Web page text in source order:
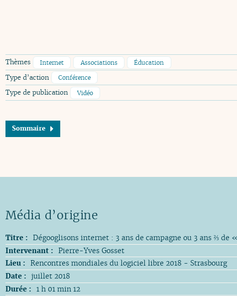
Thèmes Internet Associations Éducation
Type d’action Conférence
Type de publication Vidéo
Sommaire
Titre : Dégooglisons internet : 3 ans de campagne ou 3 ans ⅔
Intervenant : Pierre-Yves Gosset
Lieu : Rencontres mondiales du logiciel libre 2018 - Strasbourg
Date : juillet 2018
Durée : 1 h 01 min 12